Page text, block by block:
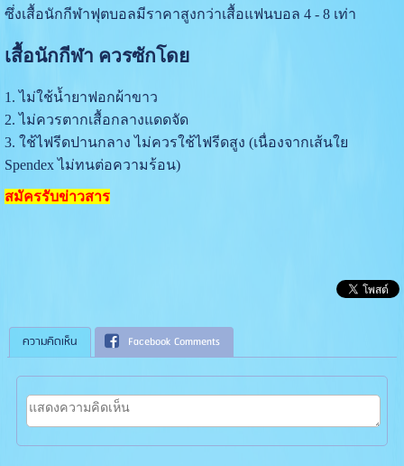
ซึ่งเสื้อนักกีฬาฟุตบอลมีราคาสูงกว่าเสื้อแฟนบอล 4 - 8 เท่า
เสื้อนักกีฬา ควรซักโดย
1. ไม่ใช้น้ำยาฟอกผ้าขาว
2. ไม่ควรตากเสื้อกลางแดดจัด
3. ใช้ไฟรีดปานกลาง ไม่ควรใช้ไฟรีดสูง (เนื่องจากเส้นใย
Spendex ไม่ทนต่อความร้อน)
สมัครรับข่าวสาร
ความคิดเห็น Facebook Comments